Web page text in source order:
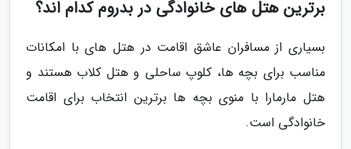
برترین هتل های خانوادگی در بدروم کدام اند؟
بسیاری از مسافران عاشق اقامت در هتل های با امکانات
مناسب برای بچه ها، کلوپ ساحلی و هتل کلاب هستند و
هتل مارمارا با منوی بچه ها برترین انتخاب برای اقامت
خانوادگی است.